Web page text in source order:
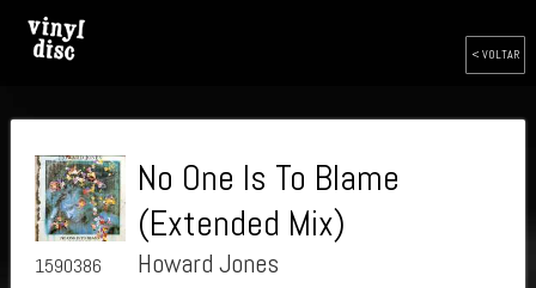
< VOLTAR
1590386
No One Is To Blame
(Extended Mix)
Howard Jones